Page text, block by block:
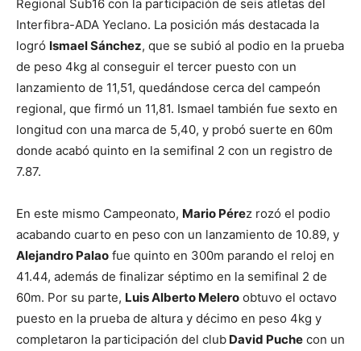
Regional Sub16 con la participación de seis atletas del
Interfibra-ADA Yeclano. La posición más destacada la
logró Ismael Sánchez, que se subió al podio en la prueba
de peso 4kg al conseguir el tercer puesto con un
lanzamiento de 11,51, quedándose cerca del campeón
regional, que firmó un 11,81. Ismael también fue sexto en
longitud con una marca de 5,40, y probó suerte en 60m
donde acabó quinto en la semifinal 2 con un registro de
7.87.
En este mismo Campeonato, Mario Pérez rozó el podio
acabando cuarto en peso con un lanzamiento de 10.89, y
Alejandro Palao fue quinto en 300m parando el reloj en
41.44, además de finalizar séptimo en la semifinal 2 de
60m. Por su parte, Luis Alberto Melero obtuvo el octavo
puesto en la prueba de altura y décimo en peso 4kg y
completaron la participación del club David Puche con un